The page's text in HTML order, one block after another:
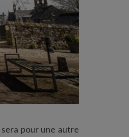
pour une autre